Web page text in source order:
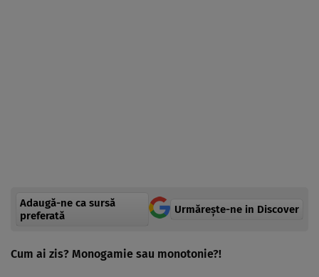
Adaugă-ne ca sursă
preferată
Urmărește-ne in Discover
Cum ai zis? Monogamie sau monotonie?!